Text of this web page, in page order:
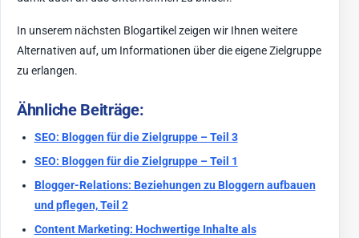
In unserem nächsten Blogartikel zeigen wir Ihnen weitere
Alternativen auf, um Informationen über die eigene Zielgruppe
zu erlangen.
Ähnliche Beiträge:
SEO: Bloggen für die Zielgruppe – Teil 3
SEO: Bloggen für die Zielgruppe – Teil 1
Blogger-Relations: Beziehungen zu Bloggern aufbauen
und pflegen, Teil 2
Content Marketing: Hochwertige Inhalte als